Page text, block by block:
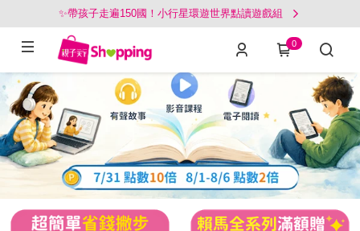
✨帶孩子走遍150國！小行星環遊世界點讀遊戲組
0